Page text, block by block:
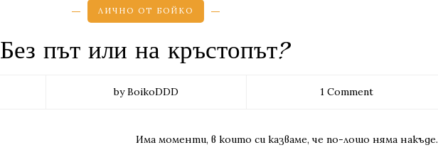
ЛИЧНО ОТ БОЙКО
Без път или на кръстопът?
by BoikoDDD 1 Comment
Има моменти, в които си казваме, че по-лошо няма накъде.